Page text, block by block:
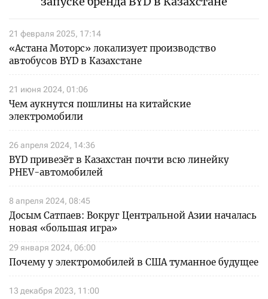
21 февраля 2025, 17:14
«Астана Моторс» локализует производство
автобусов BYD в Казахстане
21 июня 2024, 01:06
Чем аукнутся пошлины на китайские
электромобили
26 апреля 2024, 14:36
BYD привезёт в Казахстан почти всю линейку
PHEV-автомобилей
8 апреля 2024, 08:45
Досым Сатпаев: Вокруг Центральной Азии началась
новая «большая игра»
29 января 2024, 06:00
Почему у электромобилей в США туманное будущее
13 декабря 2023, 11:00